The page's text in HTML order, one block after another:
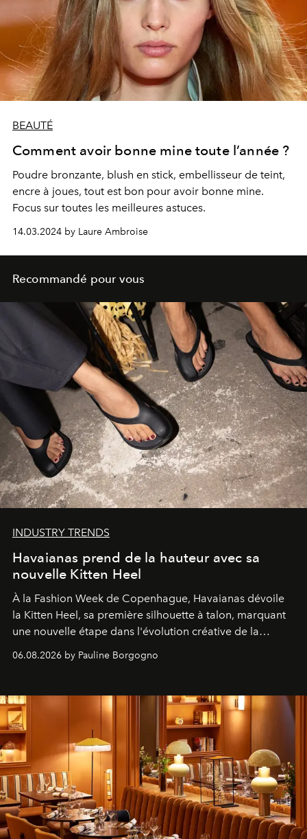
BEAUTÉ
Comment avoir bonne mine toute l’année ?
Poudre bronzante, blush en stick, embellisseur de teint,
encre à joues, tout est bon pour avoir bonne mine.
Focus sur toutes les meilleures astuces.
14.03.2024 by Laure Ambroise
Recommandé pour vous
INDUSTRY TRENDS
Havaianas prend de la hauteur avec sa
nouvelle Kitten Heel
À la Fashion Week de Copenhague, Havaianas dévoile
la Kitten Heel, sa première silhouette à talon, marquant
une nouvelle étape dans l'évolution créative de la
06.08.2026 by Pauline Borgogno